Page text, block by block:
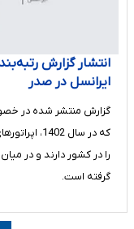
انتشار گزارش
ایرانسل در صدر
گزارش منتشر شده در
که در سال
را در کشور دارند و در
گرفته است.